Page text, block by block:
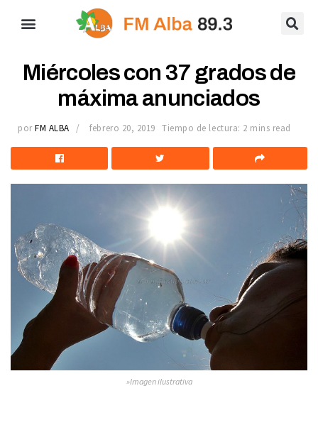
Miércoles con 37 grados de
máxima anunciados
por FM ALBA febrero 20, 2019 Tiempo de lectura: 2 mins read
»Imagen ilustrativa